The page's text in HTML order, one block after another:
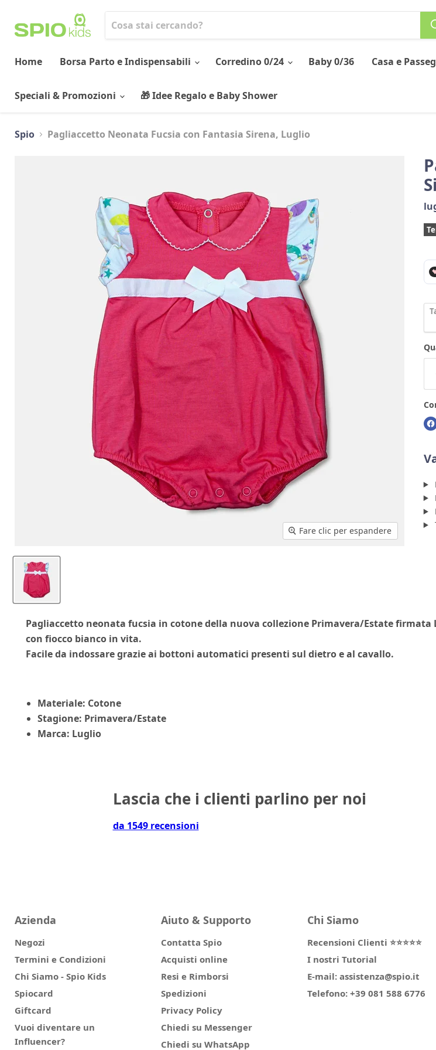
Home Borsa Parto e Indispensabili Corredino 0/24 Baby 0/36 Casa e
Speciali & Promozioni 🎁 Idee Regalo e Baby Shower
Spio Pagliaccetto Neonata Fucsia con Fantasia Sirena, Luglio
Fare clic per espandere
Pagliaccetto neonata fucsia in cotone della nuova collezione Primavera/Estate
con fiocco bianco in vita.
Facile da indossare grazie ai bottoni automatici presenti sul dietro e al cavallo.
Materiale: Cotone
Stagione: Primavera/Estate
Marca: Luglio
Lascia che i clienti parlino per noi
da 1549 recensioni
Azienda
Negozi
Termini e Condizioni
Chi Siamo - Spio Kids
Spiocard
Giftcard
Vuoi diventare un
Influencer?
Aiuto & Supporto
Contatta Spio
Acquisti online
Resi e Rimborsi
Spedizioni
Privacy Policy
Chiedi su Messenger
Chiedi su WhatsApp
Chi Siamo
Recensioni Clienti ⭐⭐⭐⭐⭐
I nostri Tutorial
E-mail: assistenza@spio.it
Telefono: +39 081 588 6776